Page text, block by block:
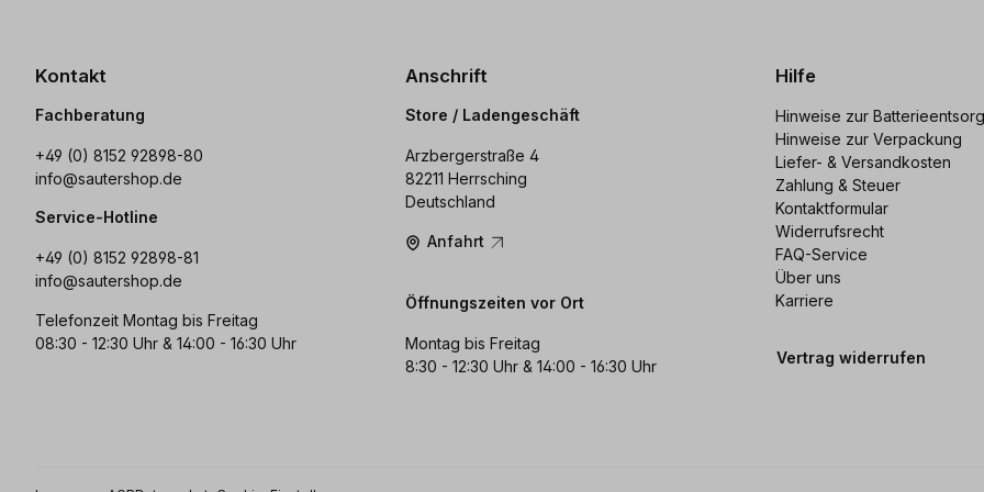
Kontakt
Fachberatung
+49 (0) 8152 92898-80
info@sautershop.de
Service-Hotline
+49 (0) 8152 92898-81
info@sautershop.de
Telefonzeit Montag bis Freitag
08:30 - 12:30 Uhr & 14:00 - 16:30 Uhr
Anschrift
Store / Ladengeschäft
Arzbergerstraße 4
82211 Herrsching
Deutschland
Anfahrt
Öffnungszeiten vor Ort
Montag bis Freitag
8:30 - 12:30 Uhr & 14:00 - 16:30 Uhr
Hilfe
Hinweise zur
Hinweise zur Verpackung
Liefer- & Versandkosten
Zahlung & Steuer
Kontaktformular
Widerrufsrecht
FAQ-Service
Über uns
Karriere
Vertrag widerrufen